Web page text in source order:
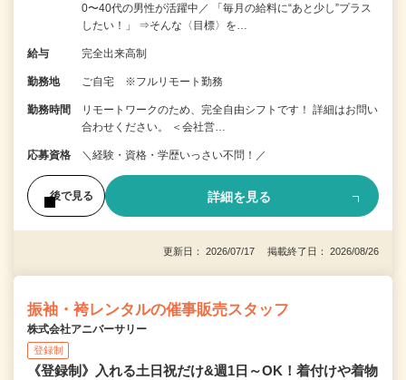
0〜40代の男性が活躍中／ 「毎月の給料に“あと少し”プラス
したい！」 ⇒そんな〈目標〉を…
給与 完全出来高制
勤務地 ご自宅 ※フルリモート勤務
勤務時間
リモートワークのため、完全自由シフトです！ 詳細はお問い
合わせください。 ＜会社営…
応募資格 ＼経験・資格・学歴いっさい不問！／
後で見る 詳細を見る
更新日： 2026/07/17 掲載終了日： 2026/08/26
振袖・袴レンタルの催事販売スタッフ
株式会社アニバーサリー
登録制
《登録制》入れる土日祝だけ&週1日～OK！着付けや着物